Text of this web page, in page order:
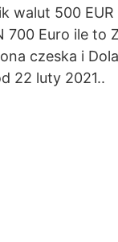
walut 500 EUR
700 Euro ile to
czeska i
22 luty 2021..